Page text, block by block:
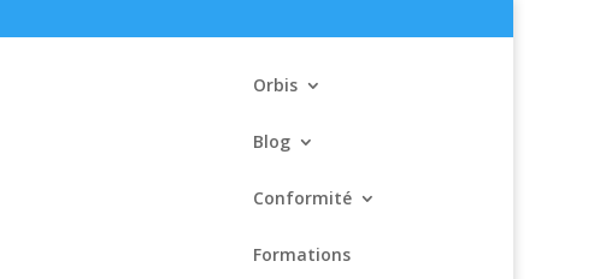
Orbis
Blog
Conformité
Formations
d’information